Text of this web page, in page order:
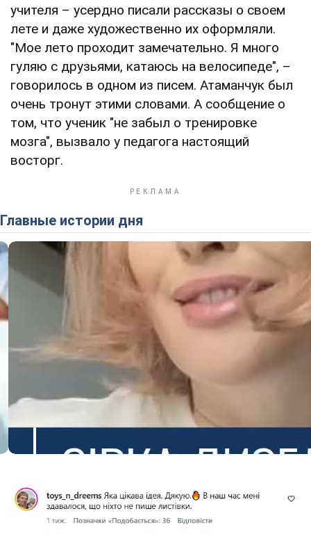
учителя – усердно писали рассказы о своем
лете и даже художественно их оформляли.
"Мое лето проходит замечательно. Я много
гуляю с друзьями, катаюсь на велосипеде", –
говорилось в одном из писем. Атаманчук был
очень тронут этими словами. А сообщение о
том, что ученик "не забыл о тренировке
мозга", вызвало у педагога настоящий
восторг.
Главные истории дня